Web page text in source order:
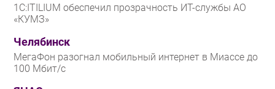
1С:ITILIUM обеспечил прозрачность ИТ-службы АО
«КУМЗ»
Челябинск
МегаФон разогнал мобильный интернет в Миассе до
100 Мбит/с